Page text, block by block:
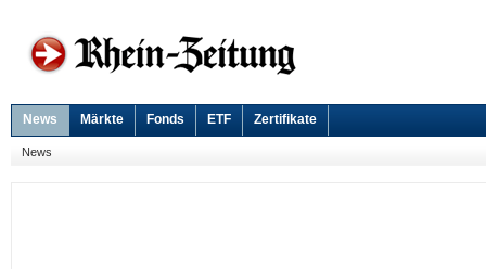
News Märkte Fonds ETF Zertifikate
News